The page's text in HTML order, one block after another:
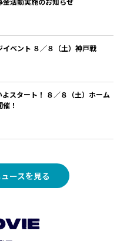
ベント ８／８（土）神戸戦
スタート！ ８／８（土）ホーム
！
ースを見る